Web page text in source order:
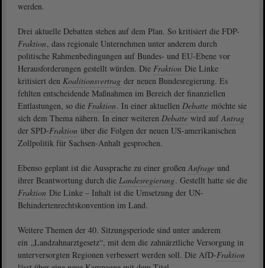
werden.
Drei aktuelle Debatten stehen auf dem Plan. So kritisiert die FDP-
Fraktion, dass regionale Unternehmen unter anderem durch
politische Rahmenbedingungen auf Bundes- und EU-Ebene vor
Herausforderungen gestellt würden. Die Fraktion Die Linke
kritisiert den Koalitionsvertrag der neuen Bundesregierung. Es
fehlten entscheidende Maßnahmen im Bereich der finanziellen
Entlastungen, so die Fraktion. In einer aktuellen Debatte möchte sie
sich dem Thema nähern. In einer weiteren Debatte wird aufAntrag
der SPD-Fraktion über die Folgen der neuen US-amerikanischen
Zollpolitik für Sachsen-Anhalt gesprochen.
Ebenso geplant ist die Aussprache zu einer großenAnfrage und
ihrer Beantwortung durch die Landesregierung. Gestellt hatte sie die
Fraktion Die Linke – Inhalt ist die Umsetzung der UN-
Behindertenrechtskonvention im Land.
Weitere Themen der 40. Sitzungsperiode sind unter anderem
ein „Landzahnarztgesetz“, mit dem die zahnärztliche Versorgung in
unterversorgten Regionen verbessert werden soll. Die AfD-Fraktion